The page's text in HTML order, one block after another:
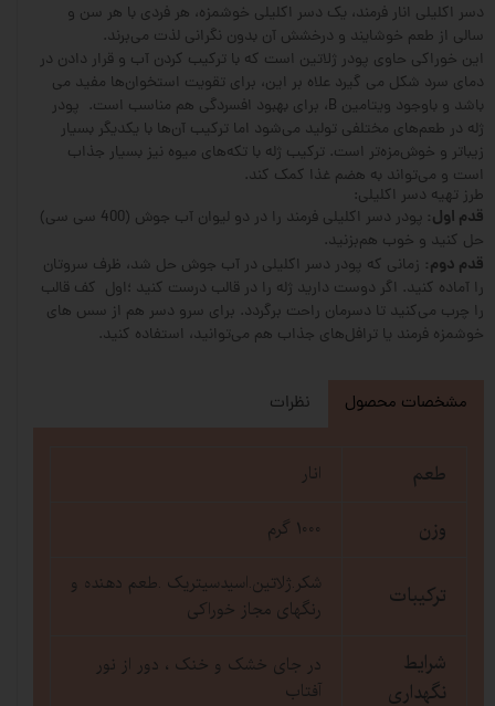
دسر اکلیلی انار فرمند، یک دسر اکلیلی خوشمزه، هر فردی با هر سن و
سالی از طعم خوشایند و درخشش آن بدون نگرانی لذت می‌برند.
این خوراکی حاوی پودر ژلاتین است که با ترکیب کردن آب و قرار دادن در
دمای سرد شکل می گیرد علاه‌ بر این، برای تقویت استخوان‌ها مفید می
باشد و باوجود ویتامین B، برای بهبود افسردگی هم مناسب است. پودر
ژله در طعم‌های مختلفی تولید می‌شود اما ترکیب آن‌ها با یکدیگر بسیار
زیبا‌تر و خوش‌مزه‌تر است. ترکیب ژله با تکه‌های میوه نیز بسیار جذاب
است و می‌تواند به هضم غذا کمک کند.
طرز تهیه دسر اکلیلی:
قدم اول:
پودر دسر اکلیلی فرمند را در دو لیوان آب جوش (400 سی سی)
حل کنید و خوب هم‌بزنید.
قدم دوم: زمانی که پودر دسر اکلیلی در آب جوش حل شد، ظرف سروتان
را آماده کنید. اگر دوست دارید ژله را در قالب درست کنید ؛اول کف قالب
را چرب می‌کنید تا دسرمان راحت برگردد. برای سرو دسر هم از سس های
خوشمزه فرمند یا ترافل‌های جذاب هم می‌توانید، استفاده کنید.
مشخصات محصول نظرات
طعم انار
وزن 1000 گرم
ترکیبات
شکر.ژلاتین.اسیدسیتریک .طعم دهنده و
رنگهای مجاز خوراکی
شرایط
نگهداری
در جای خشک و خنک ، دور از نور
آفتاب